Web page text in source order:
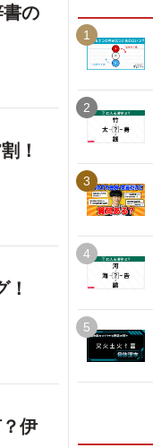
の
！
伊
1
2
3
4
5